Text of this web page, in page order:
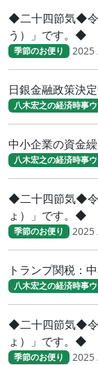
◆二十四節気◆令
う）」です。◆
季節のお便り 2025
日銀金融政策決
八木宏之の経済時事
中小企業の資金
八木宏之の経済時事
◆二十四節気◆令
ょ）」です。◆
季節のお便り 2025
トランプ関税：
八木宏之の経済時事
◆二十四節気◆令
ょ）」です。◆
季節のお便り 2025